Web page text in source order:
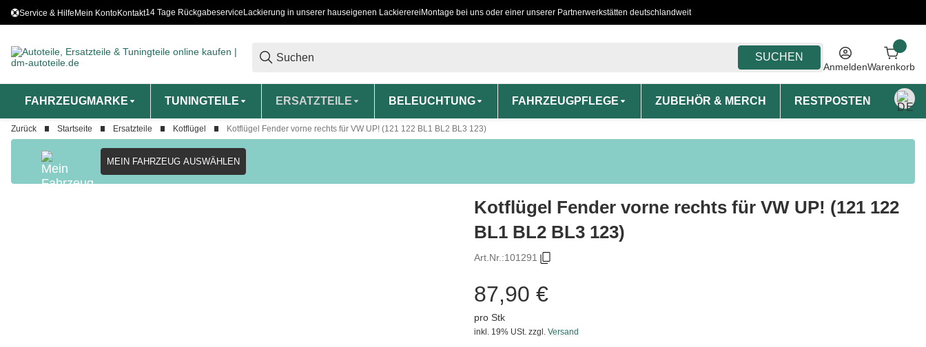
Service & HilfeMein KontoKontakt14 Tage Rückgabeservice Lackierung in unserer hauseigenen Lackiererei Montage bei uns oder einer unserer Partnerwerkstätten deutschlandweit
SUCHEN
AnmeldenWarenkorb
FAHRZEUGMARKE TUNINGTEILE ERSATZTEILE BELEUCHTUNG FAHRZEUGPFLEGE ZUBEHÖR & MERCH RESTPOSTEN
Zurück Startseite Ersatzteile Kotflügel Kotflügel Fender vorne rechts für VW UP! (121 122 BL1 BL2 BL3 123)
MEIN FAHRZEUG AUSWÄHLEN
Kotflügel Fender vorne rechts für VW UP! (121 122
BL1 BL2 BL3 123)
Art.Nr.:101291
87,90 €
pro Stk
inkl. 19% USt. zzgl. Versand